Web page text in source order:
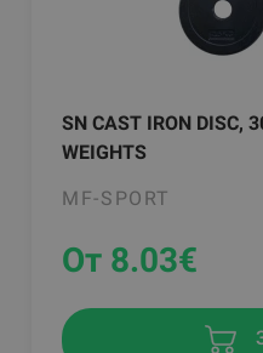
SN CAST IRON DISC,
WEIGHTS
MF-SPORT
От 8.03€